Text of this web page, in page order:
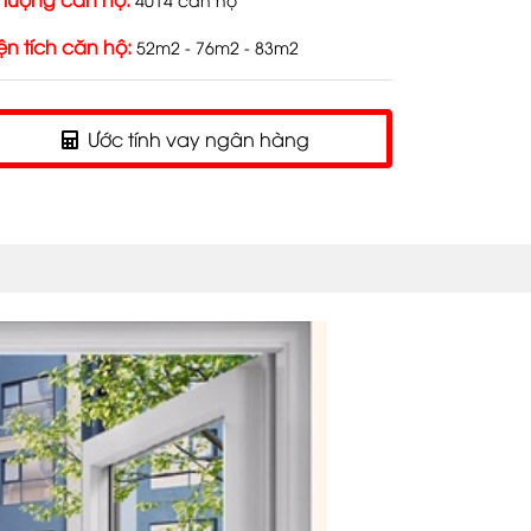
tích căn hộ: 52m2 - 76m2 - 83m2
Ước tính vay ngân hàng